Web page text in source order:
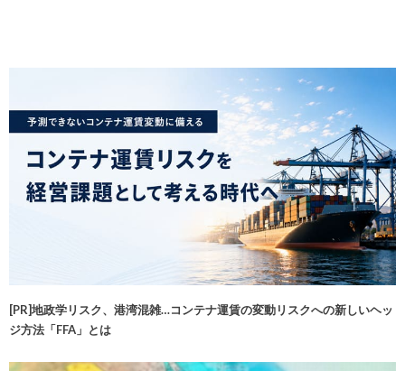
[PR]地政学リスク、港湾混雑…コンテナ運賃の変動リスクへの新しいヘッ
ジ方法「FFA」とは